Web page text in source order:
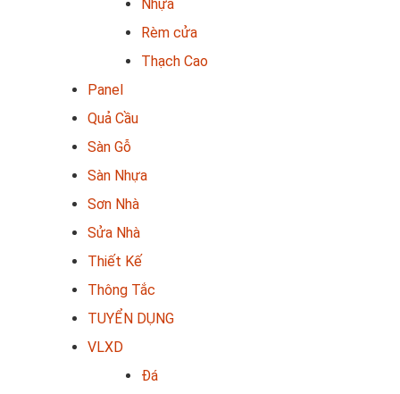
Nhựa
Rèm cửa
Thạch Cao
Panel
Quả Cầu
Sàn Gỗ
Sàn Nhựa
Sơn Nhà
Sửa Nhà
Thiết Kế
Thông Tắc
TUYỂN DỤNG
VLXD
Đá